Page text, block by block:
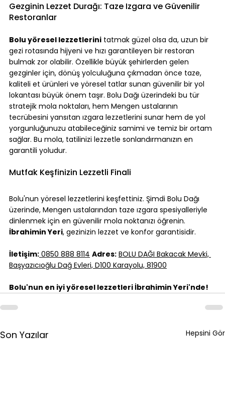
Gezginin Lezzet Durağı: Taze Izgara ve Güvenilir
Restoranlar
Bolu yöresel lezzetlerini tatmak güzel olsa da, uzun bir
gezi rotasında hijyeni ve hızı garantileyen bir restoran
bulmak zor olabilir. Özellikle büyük şehirlerden gelen
gezginler için, dönüş yolculuğuna çıkmadan önce taze,
kaliteli et ürünleri ve yöresel tatlar sunan güvenilir bir yol
lokantası büyük önem taşır. Bolu Dağı üzerindeki bu tür
stratejik mola noktaları, hem Mengen ustalarının
tecrübesini yansıtan ızgara lezzetlerini sunar hem de yol
yorgunluğunuzu atabileceğiniz samimi ve temiz bir ortam
sağlar. Bu mola, tatilinizi lezzetle sonlandırmanızın en
garantili yoludur.
Mutfak Keşfinizin Lezzetli Finali
Bolu'nun yöresel lezzetlerini keşfettiniz. Şimdi Bolu Dağı
üzerinde, Mengen ustalarından taze ızgara spesiyalleriyle
dinlenmek için en güvenilir mola noktanızı öğrenin.
İbrahimin Yeri, gezinizin lezzet ve konfor garantisidir.
İletişim: 0850 888 8114 Adres: BOLU DAĞI Bakacak Mevki,
Başyazıcıoğlu Dağ Evleri, D100 Karayolu, 81900
Bolu'nun en iyi yöresel lezzetleri İbrahimin Yeri'nde!
Son Yazılar Hepsini Gör